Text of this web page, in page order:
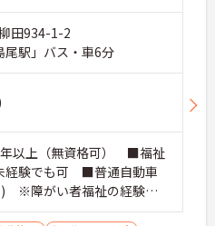
田934-1-2
尾駅」バス・車6分
以上（無資格可） ■福祉
経験でも可 ■普通自動車
) ※障がい者福祉の経験は
経験2年以上の方、障がい